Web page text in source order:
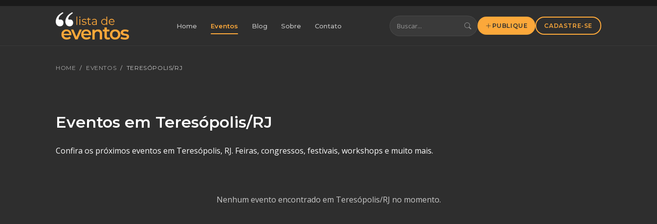
Home Eventos Blog Sobre Contato PUBLIQUE CADASTRE-SE
HOME EVENTOS TERESÓPOLIS/RJ
Eventos em Teresópolis/RJ
Confira os próximos eventos em Teresópolis, RJ. Feiras, congressos, festivais, workshops e muito mais.
Nenhum evento encontrado em Teresópolis/RJ no momento.